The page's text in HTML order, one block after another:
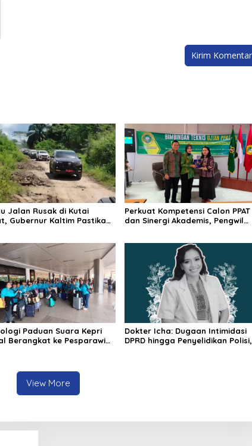
Jalan Rusak di Kutai
Gubernur Kaltim Pastikan
Perkuat Kompetensi Calon PPAT
dan Sinergi Akademis, Pengwil
Paduan Suara Kepri
Berangkat ke Pesparawi
Dokter Icha: Dugaan Intimidasi
DPRD hingga Penyelidikan Polisi,
View More